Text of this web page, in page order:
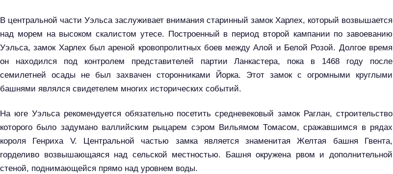
В центральной части Уэльса заслуживает внимания старинный замок Харлех, который возвышается
над морем на высоком скалистом утесе. Построенный в период второй кампании по завоеванию
Уэльса, замок Харлех был ареной кровопролитных боев между Алой и Белой Розой. Долгое время
он находился под контролем представителей партии Ланкастера, пока в 1468 году после
семилетней осады не был захвачен сторонниками Йорка. Этот замок с огромными круглыми
башнями являлся свидетелем многих исторических событий.
На юге Уэльса рекомендуется обязательно посетить средневековый замок Раглан, строительство
которого было задумано валлийским рыцарем сэром Вильямом Томасом, сражавшимся в рядах
короля Генриха V. Центральной частью замка является знаменитая Желтая башня Гвента,
горделиво возвышающаяся над сельской местностью. Башня окружена рвом и дополнительной
стеной, поднимающейся прямо над уровнем воды.